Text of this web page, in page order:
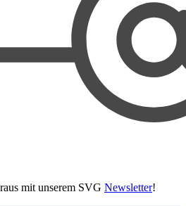
mit unserem SVG Newsletter!